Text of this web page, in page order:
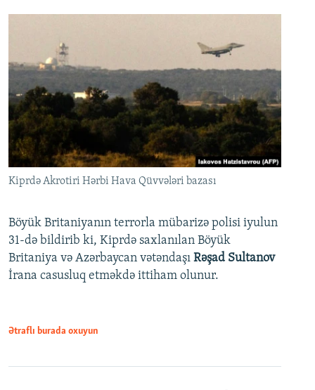
Kiprdə Akrotiri Hərbi Hava Qüvvələri bazası
Böyük Britaniyanın terrorla mübarizə polisi iyulun
31-də bildirib ki, Kiprdə saxlanılan Böyük
Britaniya və Azərbaycan vətəndaşı Rəşad Sultanov
İrana casusluq etməkdə ittiham olunur.
Ətraflı burada oxuyun